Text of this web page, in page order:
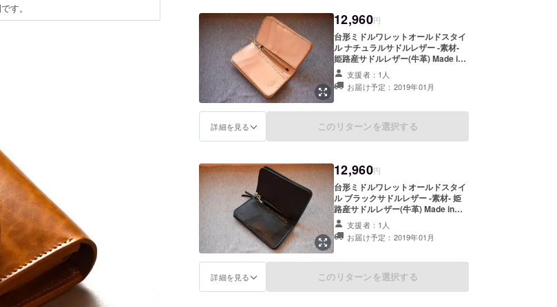
す。
12,960円
台形ミドルワレットオールドスタイ
ル ナチュラルサドルレザー -素材-
姫路産サドルレザー(牛革) Made in
japan支援者：1人
お届け予定：2019年01月
詳細を見る このリターンを選択する
12,960円
台形ミドルワレットオールドスタイ
ル ブラックサドルレザー -素材- 姫
路産サドルレザー(牛革) Made in
japan支援者：1人
お届け予定：2019年01月
詳細を見る このリターンを選択する